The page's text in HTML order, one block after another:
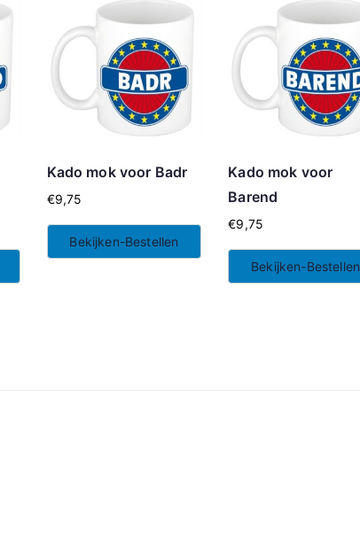
Kado mok voor Badr
€9,75
Bekijken-Bestellen
Kado mok voor
Barend
€9,75
Bekijken-Bestellen